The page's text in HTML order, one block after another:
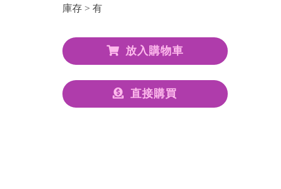
庫存 > 有
放入購物車
直接購買